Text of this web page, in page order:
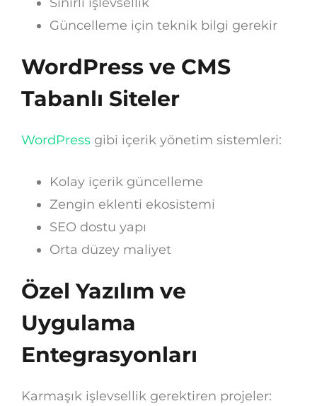
Güncelleme için teknik bilgi gerekir
WordPress ve CMS
Tabanlı Siteler
WordPress gibi içerik yönetim sistemleri:
Kolay içerik güncelleme
Zengin eklenti ekosistemi
SEO dostu yapı
Orta düzey maliyet
Özel Yazılım ve
Uygulama
Entegrasyonları
Karmaşık işlevsellik gerektiren projeler: